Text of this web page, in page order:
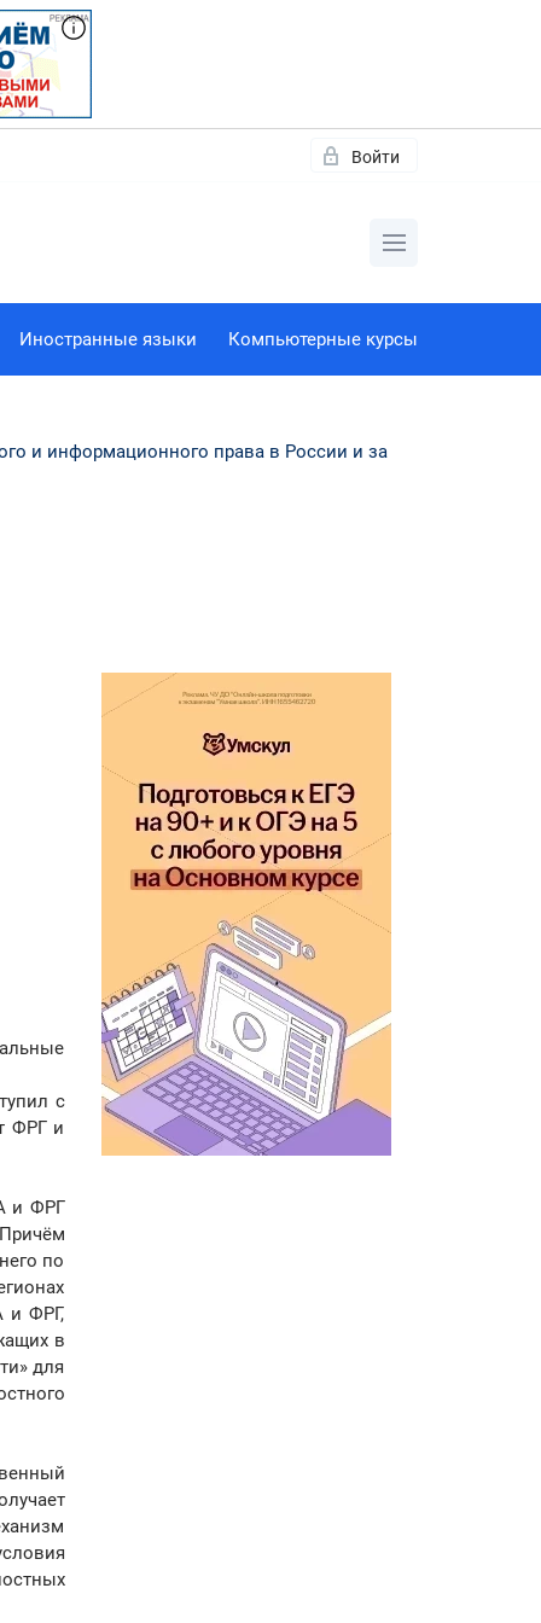
Войти
Иностранные языки Компьютерные курсы
и информационного права в России и за
с
ФРГ и
и ФРГ
по
и ФРГ,
в
для